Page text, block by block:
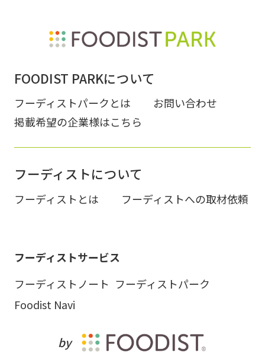
FOODIST PARKについて
フーディストパークとは
お問い合わせ
掲載希望の企業様はこちら
フーディストについて
フーディストとは フーディストへの取材依頼
フーディストサービス
フーディストノート フーディストパーク
Foodist Navi
by